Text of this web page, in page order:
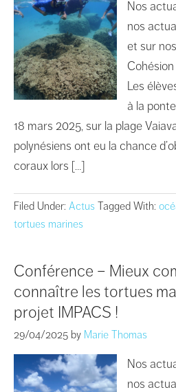
Nos
nos
et sur
Les
à la
18 mars 2025, sur la plage
polynésiens ont eu la chance
coraux lors […]
Filed Under: Actus Tagged With:
tortues marines
Conférence – Mieux
connaître les tortues
projet IMPACS !
29/04/2025 by Marie Thomas
Nos
nos